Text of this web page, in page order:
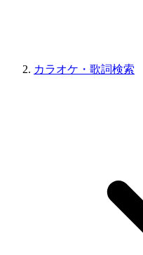
カラオケ・歌詞検索